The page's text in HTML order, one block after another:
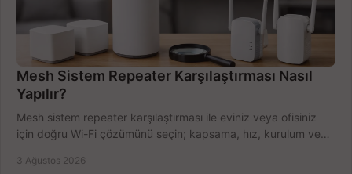
Mesh Sistem Repeater Karşılaştırması Nasıl
Yapılır?
Mesh sistem repeater karşılaştırması ile eviniz veya ofisiniz
için doğru Wi-Fi çözümünü seçin; kapsama, hız, kurulum ve
3 Ağustos 2026